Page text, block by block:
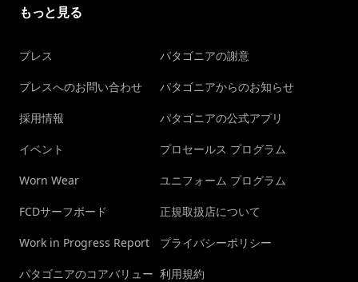
もっと見る
プレス
プレスへのお問い合わせ
採用情報
イベント
Worn Wear
FCDサーフボード
Work in Progress Report
パタゴニアのコアバリュー
パタゴニアの謝意
パタゴニアからのお知らせ
パタゴニアの公式アプリ
プロセールス プログラム
ユニフォーム プログラム
正規取扱店について
プライバシーポリシー
利用規約